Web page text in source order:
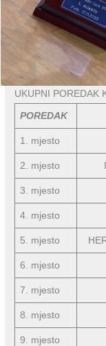
UKUPNI POREDAK
POREDAK
1. mjesto
2. mjesto
3. mjesto
4. mjesto
5. mjesto
6. mjesto
7. mjesto
8. mjesto
9. mjesto